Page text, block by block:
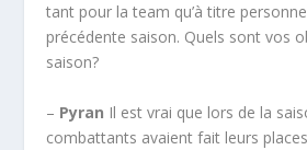
tant pour la team qu’à titre
précédente saison. Quels sont vos
saison?
– Pyran Il est vrai que lors de la
combattants avaient fait leurs